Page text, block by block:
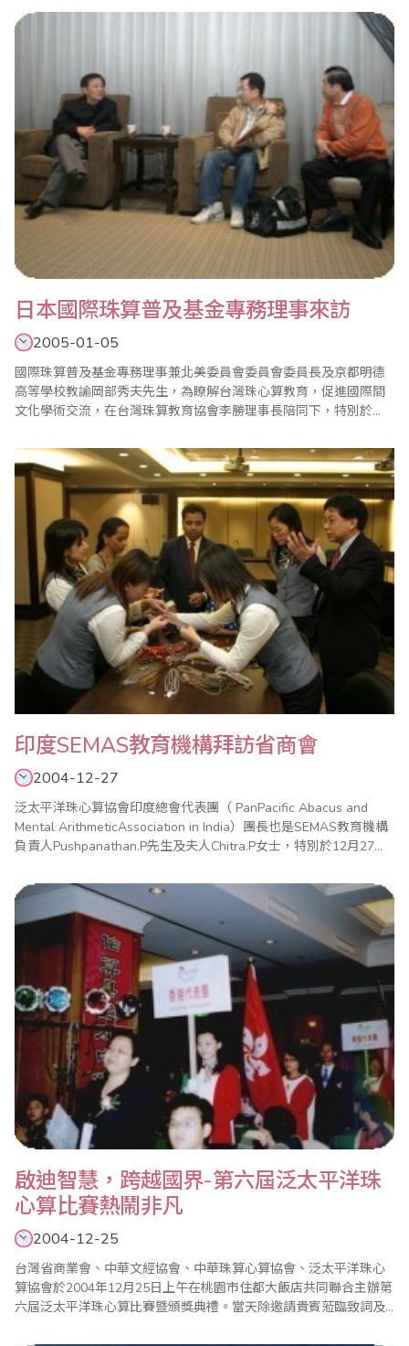
先生，吉林省珠算協會常務理事、四平市珠算協會顧問李有才先
生，吉林省珠算協會副會長、會計學會會長姚紀全先生，吉林省珠
日本國際珠算普及基金專務理事來訪
2005-01-05
國際珠算普及基金專務理事兼北美委員會委員會委員長及京都明德
高等學校教諭岡部秀夫先生，為瞭解台灣珠心算教育，促進國際間
文化學術交流，在台灣珠算教育協會李勝理事長陪同下，特別於
宗義副理事長也與岡部秀夫先生交換意見，談到中日兩國都是綿延
珠算文化的國家，目前世界上至少有40餘國在推動珠算教育，均為
由台灣、日本及中國大陸傳承出去。其中以日本、..
印度SEMAS教育機構拜訪省商會
2004-12-27
泛太平洋珠心算協會印度總會代表團（ PanPacific Abacus and
Mental ArithmeticAssociation in India）團長也是SEMAS教育機構
負責人Pushpanathan.P先生及夫人Chitra.P女士，特別於12月27日
日下午2時45分抵達中正國際機場，來台參加中華民國、馬來西亞、
泰國、加拿..
啟迪智慧，跨越國界-第六屆泛太平洋珠
心算比賽熱鬧非凡
2004-12-25
台灣省商業會、中華文經協會、中華珠算心算協會、泛太平洋珠心
算協會於2004年12月25日上午在桃園市住都大飯店共同聯合主辦第
六屆泛太平洋珠心算比賽暨頒獎典禮。當天除邀請貴賓蒞臨致詞及